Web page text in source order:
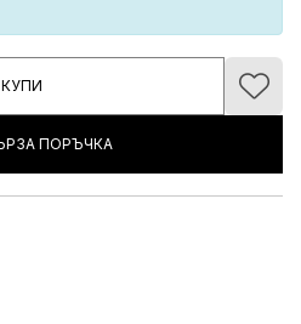
КУПИ
ПОРЪЧКА